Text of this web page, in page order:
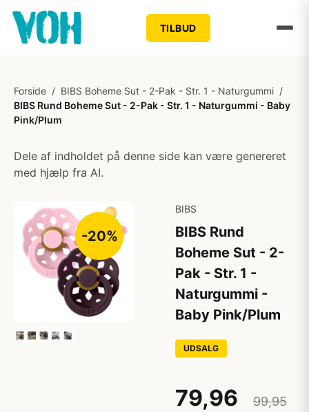
TILBUD
Forside / BIBS Boheme Sut - 2-Pak - Str. 1 - Naturgummi /
BIBS Rund Boheme Sut - 2-Pak - Str. 1 - Naturgummi - Baby
Pink/Plum
Dele af indholdet på denne side kan være genereret
med hjælp fra AI.
-20%
BIBS
BIBS Rund
Boheme Sut - 2-
Pak - Str. 1 -
Naturgummi -
Baby Pink/Plum
UDSALG
79,96
99,95